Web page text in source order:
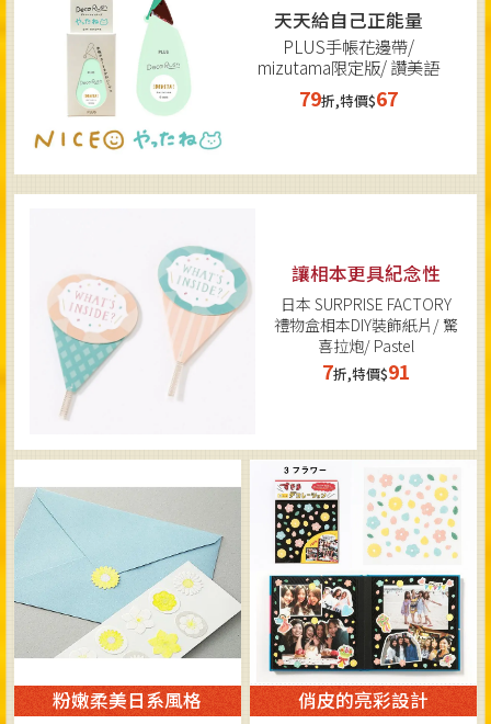
天天給自己正能量
PLUS手帳花邊帶/
mizutama限定版/ 讚美語
79折,特價$67
讓相本更具紀念性
日本 SURPRISE FACTORY
禮物盒相本DIY裝飾紙片/ 驚
喜拉炮/ Pastel
7折,特價$91
粉嫩柔美日系風格 俏皮的亮彩設計